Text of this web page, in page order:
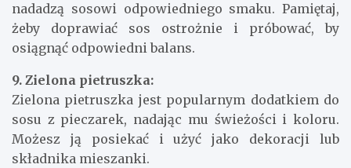
nadadzą sosowi odpowiedniego smaku. Pamiętaj,
żeby doprawiać sos ostrożnie i próbować, by
osiągnąć odpowiedni balans.
9. Zielona pietruszka:
Zielona pietruszka jest popularnym dodatkiem do
sosu z pieczarek, nadając mu świeżości i koloru.
Możesz ją posiekać i użyć jako dekoracji lub
składnika mieszanki.